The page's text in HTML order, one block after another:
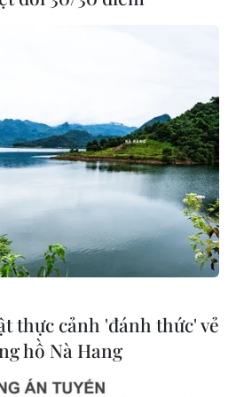
XÃ VIỆT NAM
DUẨN
THỊ TÁM, KHÚC THANH
Quy định sử dụng
thực cảnh 'đánh thức' vẻ
hồ Nà Hang